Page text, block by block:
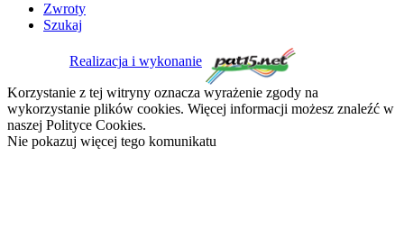
Zwroty
Szukaj
Realizacja i wykonanie
Korzystanie z tej witryny oznacza wyrażenie zgody na
wykorzystanie plików cookies. Więcej informacji możesz znaleźć w
naszej Polityce Cookies.
Nie pokazuj więcej tego komunikatu